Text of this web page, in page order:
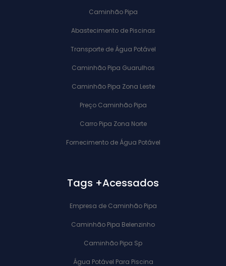
Caminhão Pipa
Abastecimento de Piscinas
Transporte de Água Potável
Caminhão Pipa Guarulhos
Caminhão Pipa Zona Leste
Preço Caminhão Pipa
Carro Pipa Zona Norte
Fornecimento de Água Potável
Tags +Acessados
Empresa de Caminhão Pipa
Caminhão Pipa Belenzinho
Caminhão Pipa Sp
Água Potável Para Piscina